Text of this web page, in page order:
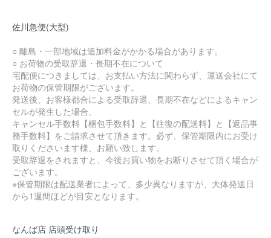
佐川急便(大型)
○ 離島・一部地域は追加料金がかかる場合があります。
○ お荷物の受取辞退・長期不在について
宅配便につきましては、お支払い方法に関わらず、運送会社にて
お荷物の保管期限がございます。
発送後、お客様都合による受取辞退、長期不在などによるキャン
セルが発生した場合、
キャンセル手数料【梱包手数料】と【往復の配送料】と【返品事
務手数料】をご請求させて頂きます。必ず、保管期限内にお受け
取りくださいます様、お願い致します。
受取辞退をされますと、今後お買い物をお断りさせて頂く場合が
ございます。
※保管期限は配送業者によって、多少異なりますが、大体発送日
から1週間ほどが目安となります。
なんば店 店頭受け取り